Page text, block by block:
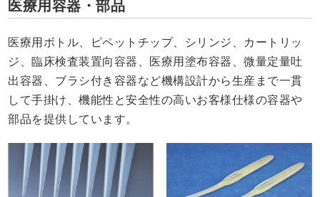
よくあるご質問
納品までの流れ
医療用容器・部品
医療用ボトル、ピペットチップ、シリンジ、カートリッ
ジ、臨床検査装置向容器、医療用塗布容器、微量定量吐
出容器、ブラシ付き容器など機構設計から生産まで一貫
して手掛け、機能性と安全性の高いお客様仕様の容器や
部品を提供しています。